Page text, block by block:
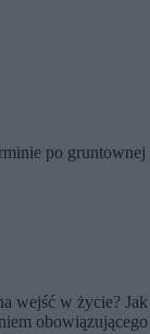
po
wejść w życie?